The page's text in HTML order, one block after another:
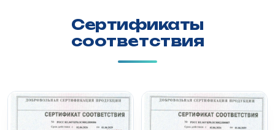
Сертификаты
соответствия